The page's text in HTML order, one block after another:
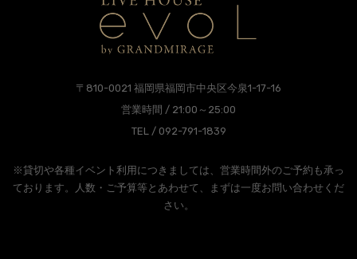
〒810-0021 福岡県福岡市中央区今泉1-17-16
営業時間 / 21:00～25:00
TEL / 092-791-1839
※貸切や各種イベント利用につきましては、営業時間外のご予約も承っ
ております。人数・ご予算等とあわせて、まずは一度お問い合わせくだ
さい。